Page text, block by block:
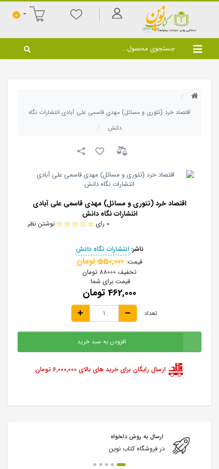
0
اقتصاد خرد (تئوری و مسائل) مهدی قاسمی علی آبادی انتشارات نگاه
دانش
اقتصاد خرد (تئوری و مسائل) مهدی قاسمی علی آبادی
انتشارات نگاه دانش
0 رای نوشتن نظر
ناشر:انتشارات نگاه دانش
قیمت: 550,000 تومان
تخفیف 88000 تومان
قیمت برای شما:
462,000 تومان
تعداد
افزودن به سبد خرید
ارسال رایگان برای خرید های بالای 6,000,000 تومان
ارسال به روش دلخواه
در فروشگاه کتاب نوین